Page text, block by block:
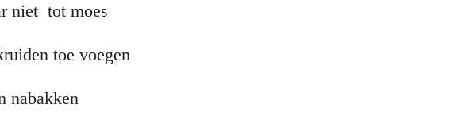
niet tot moes
toe voegen
nabakken